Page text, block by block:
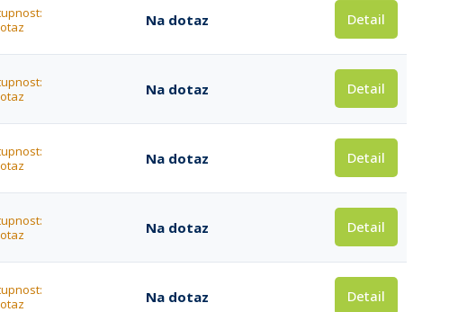
Na dotaz Detail
Na dotaz Detail
Na dotaz Detail
Na dotaz Detail
Na dotaz Detail